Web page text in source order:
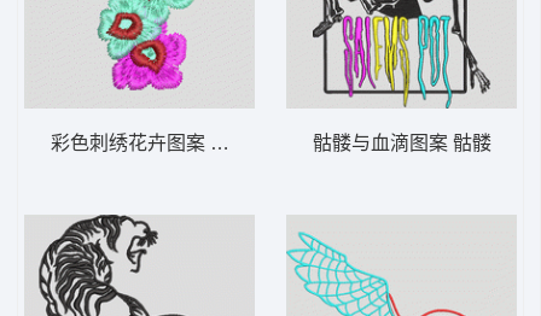
彩色刺绣花卉图案 简单花 骷髅与血滴图案 骷髅